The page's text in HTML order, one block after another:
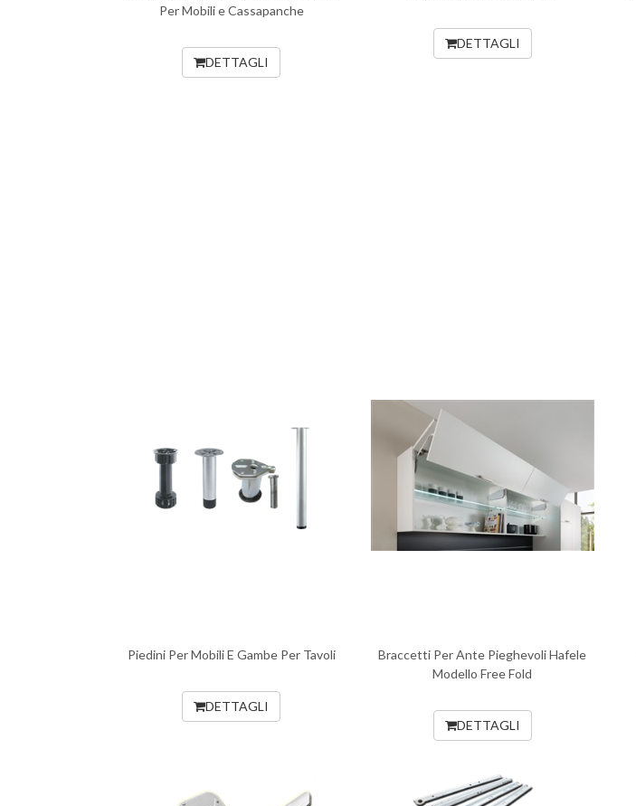
Per Mobili e Cassapanche
DETTAGLI
DETTAGLI
Piedini Per Mobili E Gambe Per Tavoli
DETTAGLI
Braccetti Per Ante Pieghevoli Hafele
Modello Free Fold
DETTAGLI